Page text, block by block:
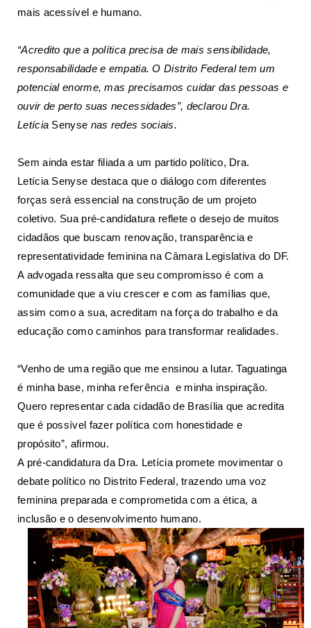
mais acessível e humano.
“Acredito que a política precisa de mais sensibilidade,
responsabilidade e empatia. O Distrito Federal tem um
potencial enorme, mas precisamos cuidar das pessoas e
ouvir de perto suas necessidades”, declarou Dra.
Letícia Senyse nas redes sociais.
Sem ainda estar filiada a um partido político, Dra.
Letícia Senyse destaca que o diálogo com diferentes
forças será essencial na construção de um projeto
coletivo. Sua pré-candidatura reflete o desejo de muitos
cidadãos que buscam renovação, transparência e
representatividade feminina na Câmara Legislativa do DF.
A advogada ressalta que seu compromisso é com a
comunidade que a viu crescer e com as famílias que,
assim como a sua, acreditam na força do trabalho e da
educação como caminhos para transformar realidades.
“Venho de uma região que me ensinou a lutar. Taguatinga
é minha base, minhareferência e minha inspiração.
Quero representar cada cidadão de Brasília que acredita
que é possível fazer política com honestidade e
propósito”, afirmou.
A pré-candidatura da Dra. Letícia promete movimentar o
debate político no Distrito Federal, trazendo uma voz
feminina preparada e comprometida com a ética, a
inclusão e o desenvolvimento humano.